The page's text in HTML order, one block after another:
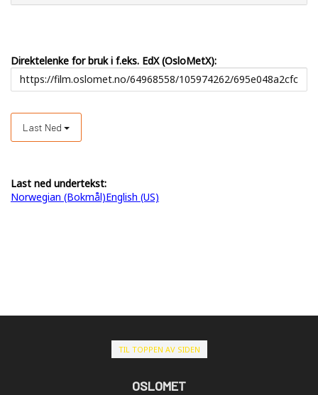
Direktelenke for bruk i f.eks. EdX (OsloMetX):
Last Ned
Last ned undertekst:
Norwegian (Bokmål)English (US)
TIL TOPPEN AV SIDEN
OSLOMET